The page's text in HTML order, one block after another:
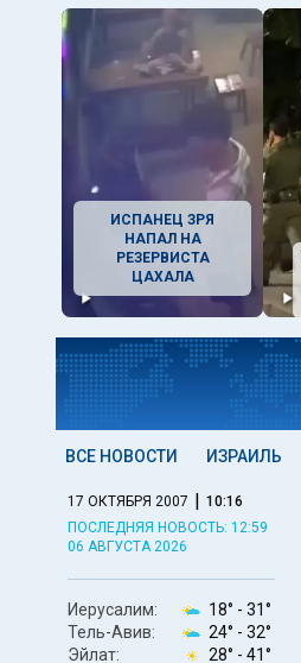
ИСПАНЕЦ ЗРЯ
НАПАЛ НА
РЕЗЕРВИСТА
ЦАХАЛА
ВСЕ НОВОСТИ ИЗРАИЛЬ
17 ОКТЯБРЯ 2007 | 10:16
ПОСЛЕДНЯЯ НОВОСТЬ: 12:59
06 АВГУСТА 2026
Иерусалим: 18° - 31°
Тель-Авив:
24° - 32°
Эйлат:
28° - 41°